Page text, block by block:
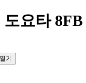
도요타
기